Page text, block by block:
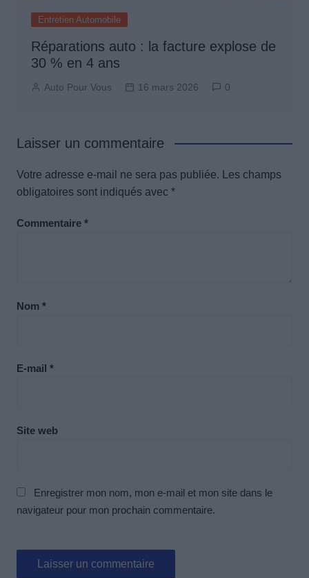
Entretien Automobile
Réparations auto : la facture explose de
30 % en 4 ans
Auto Pour Vous 16 mars 2026 0
Laisser un commentaire
Votre adresse e-mail ne sera pas publiée.
Les champs
obligatoires sont indiqués avec *
Commentaire *
Nom *
E-mail *
Site web
Enregistrer mon nom, mon e-mail et mon site dans le
navigateur pour mon prochain commentaire.